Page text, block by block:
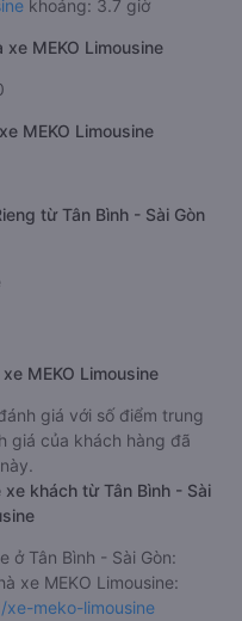
khoảng: 3.7 giờ
MEKO Limousine
MEKO Limousine
từ Tân Bình - Sài Gòn
MEKO Limousine
giá với số điểm trung
giá của khách hàng đã
khách từ Tân Bình - Sài
ở Tân Bình - Sài Gòn:
xe MEKO Limousine:
meko-limousine